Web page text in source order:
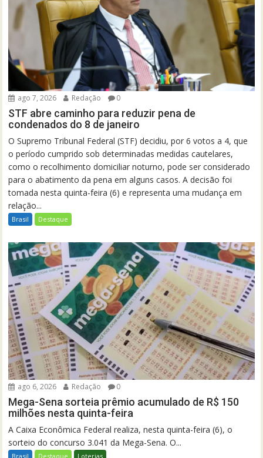
ago 7, 2026 Redação 0
STF abre caminho para reduzir pena de
condenados do 8 de janeiro
O Supremo Tribunal Federal (STF) decidiu, por 6 votos a 4, que
o período cumprido sob determinadas medidas cautelares,
como o recolhimento domiciliar noturno, pode ser considerado
para o abatimento da pena em alguns casos. A decisão foi
tomada nesta quinta-feira (6) e representa uma mudança em
relação...
Brasil Destaque
ago 6, 2026 Redação 0
Mega-Sena sorteia prêmio acumulado de R$ 150
milhões nesta quinta-feira
A Caixa Econômica Federal realiza, nesta quinta-feira (6), o
sorteio do concurso 3.041 da Mega-Sena. O...
Brasil Destaque Loterias